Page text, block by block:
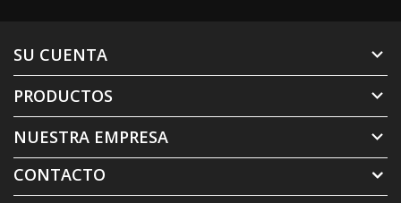
SU CUENTA 
PRODUCTOS 
NUESTRA EMPRESA 
CONTACTO